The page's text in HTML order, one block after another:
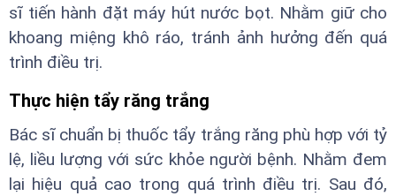
sĩ tiến hành đặt máy hút nước bọt. Nhằm giữ cho
khoang miệng khô ráo, tránh ảnh hưởng đến quá
trình điều trị.
Thực hiện tẩy răng trắng
Bác sĩ chuẩn bị thuốc tẩy trắng răng phù hợp với tỷ
lệ, liều lượng với sức khỏe người bệnh. Nhằm đem
lại hiệu quả cao trong quá trình điều trị. Sau đó,